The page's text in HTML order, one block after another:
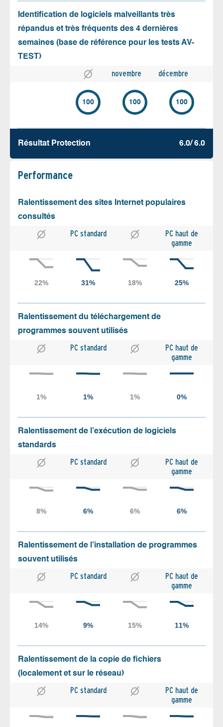
Identification de logiciels malveillants très
répandus et très fréquents des 4 dernières
semaines (base de référence pour les tests AV-
TEST)
novembre décembre
100 100 100
Résultat Protection 6.0/ 6.0
Performance
Ralentissement des sites Internet populaires
consultés
PC standard
PC haut de
gamme
Ralentissement du téléchargement de
programmes souvent utilisés
PC standard
PC haut de
gamme
Ralentissement de l’exécution de logiciels
standards
PC standard
PC haut de
gamme
Ralentissement de l’installation de programmes
souvent utilisés
PC standard
PC haut de
gamme
Ralentissement de la copie de fichiers
(localement et sur le réseau)
PC standard
PC haut de
gamme